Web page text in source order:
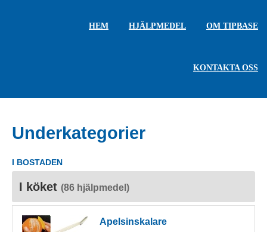
HEM HJÄLPMEDEL OM TIPBASE
KONTAKTA OSS
Underkategorier
I BOSTADEN
I köket (86 hjälpmedel)
Apelsinskalare